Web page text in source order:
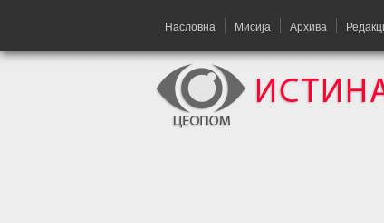
Насловна Мисија Архива